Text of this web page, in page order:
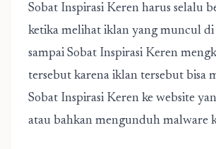
Sobat Inspirasi Keren harus selalu
ketika melihat iklan yang muncul di
sampai Sobat Inspirasi Keren
tersebut karena iklan tersebut bisa
Sobat Inspirasi Keren ke website
atau bahkan mengunduh malware